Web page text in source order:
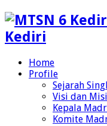
Kediri
Home
Profile
Sejarah
Visi dan Misi
Kepala
Komite